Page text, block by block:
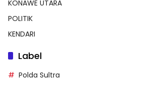
KONAWE UTARA
POLITIK
KENDARI
Label
Polda Sultra